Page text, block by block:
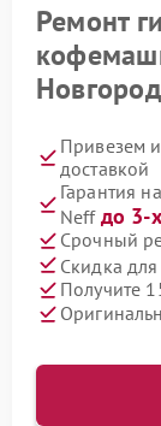
Ремонт
Привезем
доставкой
Гарантия
Neff до 3-
Срочный
Скидка
Получите